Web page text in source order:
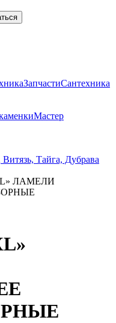
ЗапчастиСантехника
Мастер
Тайга, Дубрава
ЛАМЕЛИ